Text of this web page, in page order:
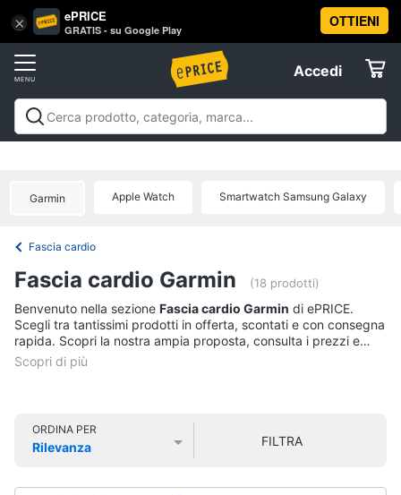
× ePRICE
GRATIS - su Google Play
OTTIENI
Accedi
Accedi
Registrati
Offerte
Tv
e
Home
Cinema
home
Vai
al
Telefonia
Smartphone
Samsung
iPhone
iPhone
Pro
Max
iPhone
17
tutti
Garmin Apple Watch Smartwatch Samsung Galaxy
Fascia cardio
Fascia cardio Garmin (18 prodotti)
Benvenuto nella sezione Fascia cardio Garmin di ePRICE.
Scegli tra tantissimi prodotti in offerta, scontati e con consegna
rapida. Scopri la nostra ampia proposta, consulta i prezzi e
acquista comodamente online.
ORDINA PER
Rilevanza
FILTRA